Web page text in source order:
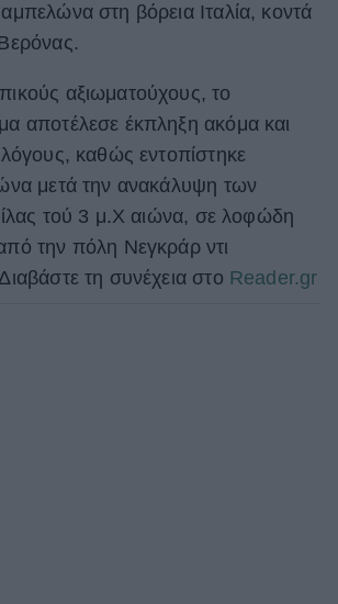
στη βόρεια Ιταλία, κοντά
αξιωματούχους, το
αποτέλεσε έκπληξη ακόμα και
καθώς εντοπίστηκε
μετά την ανακάλυψη των
τού 3 μ.Χ αιώνα, σε λοφώδη
την πόλη Νεγκράρ ντι
τη συνέχεια στο Reader.gr